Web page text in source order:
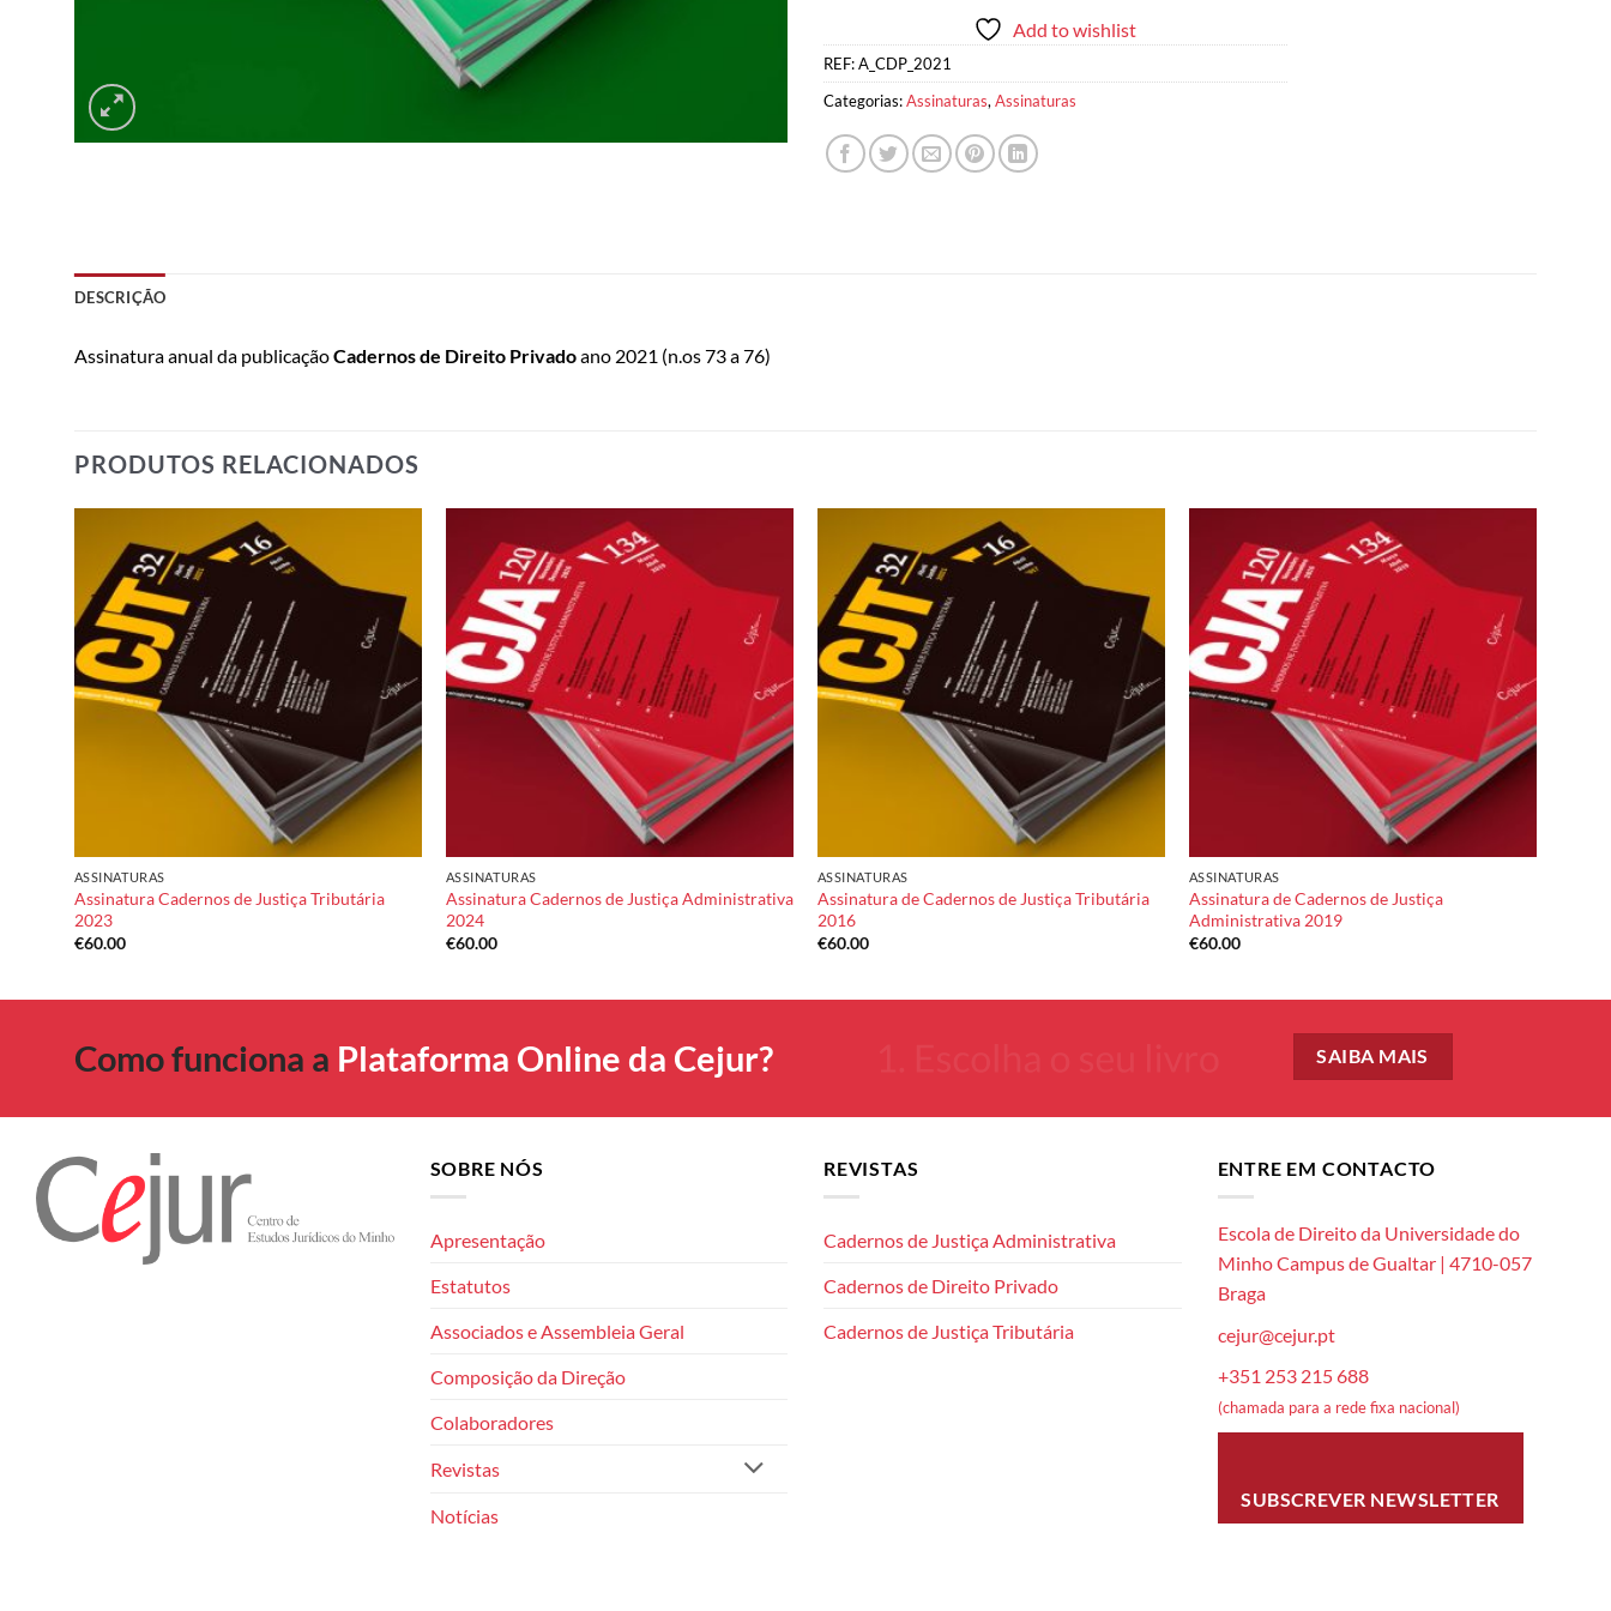
Add to wishlist
REF:A_CDP_2021
Categorias:Assinaturas, Assinaturas
DESCRIÇÃO
Assinatura anual da publicaçãoCadernos de Direito Privadoano 2021 (n.os 73 a 76)
PRODUTOS RELACIONADOS
wishlist
ASSINATURAS
Assinatura Cadernos de Justiça Tributária
2023
€60.00
wishlist
ASSINATURAS
Assinatura Cadernos de Justiça Administrativa
2024
€60.00
wishlist
ASSINATURAS
Assinatura de Cadernos de Justiça Tributária
2016
€60.00
wishlist
ASSINATURAS
Assinatura de Cadernos de Justiça
Administrativa 2019
€60.00
Como funciona a Plataforma Online da Cejur? SAIBA MAIS
SOBRE NÓS
Apresentação
Estatutos
Associados e Assembleia Geral
Composição da Direção
Colaboradores
Revistas
Notícias
REVISTAS
Cadernos de Justiça Administrativa
Cadernos de Direito Privado
Cadernos de Justiça Tributária
ENTRE EM CONTACTO
Escola de Direito da Universidade do
Minho Campus de Gualtar | 4710-057
Braga
cejur@cejur.pt
+351 253 215 688
(chamada para a rede fixa nacional)
SUBSCREVER NEWSLETTER